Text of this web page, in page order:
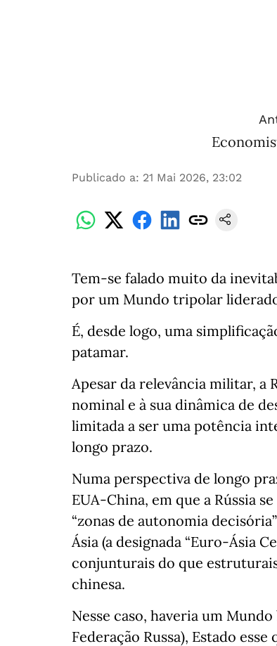
Publicado a: 21 Mai 2026, 23:02
Tem-se falado muito da
por um Mundo tripolar liderado
É, desde logo, uma
patamar.
Apesar da relevância militar, a
nominal e à sua dinâmica de
limitada a ser uma potência
longo prazo.
Numa perspectiva de longo
EUA-China, em que a Rússia
“zonas de autonomia
Ásia (a designada “Euro-Ásia
conjunturais do que
chinesa.
Nesse caso, haveria um
Federação Russa), Estado